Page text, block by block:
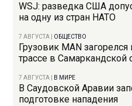
WSJ: разведка США
на одну из стран НАТО
7 АВГУСТА ОБЩЕСТВО
Грузовик MAN
трассе в Самаркандской
7 АВГУСТА В МИРЕ
В Саудовской Аравии
подготовке нападения